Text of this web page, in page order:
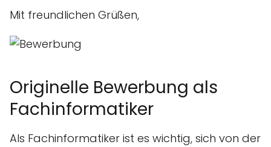
Mit freundlichen Grüßen,
Originelle Bewerbung als
Fachinformatiker
Als Fachinformatiker ist es wichtig, sich von der